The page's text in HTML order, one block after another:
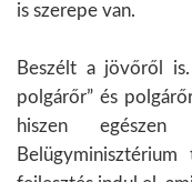
is szerepe van.
Beszélt a jövőről
polgárőr” és
hiszen